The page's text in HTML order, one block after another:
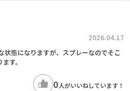
2026.04.17
状態になりますが、スプレーなのでそこ
す。
0人がいいねしています！